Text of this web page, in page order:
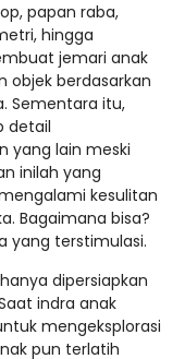
papan raba,
hingga
jemari anak
objek berdasarkan
Sementara itu,
detail
yang lain meski
inilah yang
kesulitan
Bagaimana bisa?
yang terstimulasi.
dipersiapkan
indra anak
mengeksplorasi
pun terlatih